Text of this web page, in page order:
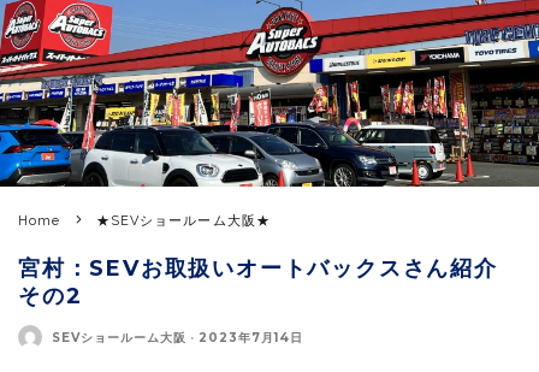
Home ★SEVショールーム大阪★
宮村：SEVお取扱いオートバックスさん紹介
その2
SEVショールーム大阪 · 2023年7月14日